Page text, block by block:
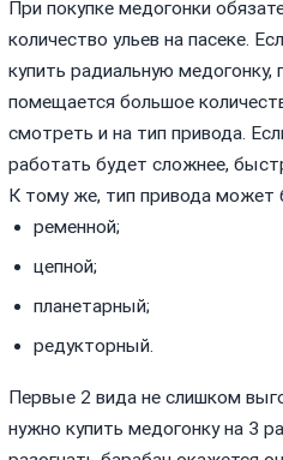
При покупке медогонки
количество ульев на пасеке.
купить радиальную медогонку,
помещается большое
смотреть и на тип привода.
работать будет сложнее,
К тому же, тип привода может
ременной;
цепной;
планетарный;
редукторный.
Первые 2 вида не слишком
нужно купить медогонку на 3